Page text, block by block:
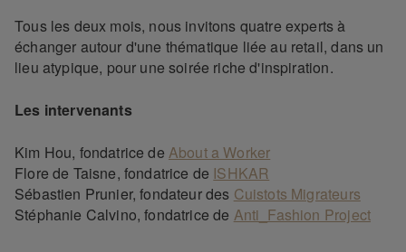
Tous les deux mois, nous invitons quatre experts à
échanger autour d'une thématique liée au retail, dans un
lieu atypique, pour une soirée riche d'inspiration.
Les intervenants
Kim Hou, fondatrice de About a Worker
Flore de Taisne, fondatrice de ISHKAR
Sébastien Prunier, fondateur des Cuistots Migrateurs
Stéphanie Calvino, fondatrice de Anti_Fashion Project